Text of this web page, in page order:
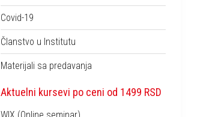
Covid-19
Članstvo u Institutu
Materijali sa predavanja
Aktuelni kursevi po ceni od 1499 RSD
WIX (Online seminar)